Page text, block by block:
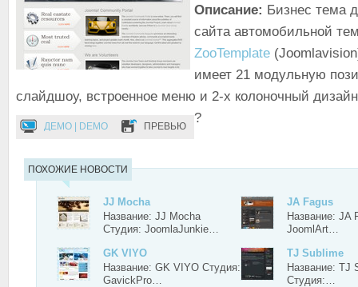
Описание: Бизнес тема
сайта автомобильной
ZooTemplate
имеет 21 модульную
слайдшоу, встроенное меню и 2-х колоночный
ДЕМО | DEMO ПРЕВЬЮ
?
ПОХОЖИЕ НОВОСТИ
JJ Mocha
Название: JJ Mocha
Студия: JoomlaJunkie…
JA Fagus
Название: JA
JoomlArt…
GK VIYO
Название: GK VIYO Студия:
GavickPro…
TJ Sublime
Название: TJ
Студия:…